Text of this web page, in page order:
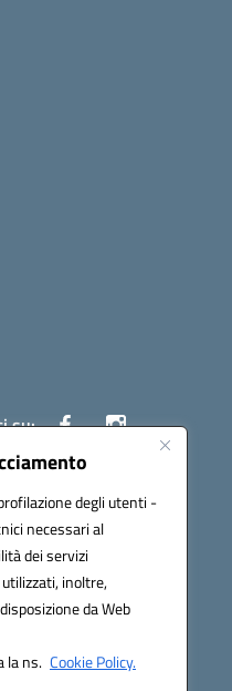
degli utenti -
necessari al
dei servizi
inoltre,
da Web
la ns. Cookie Policy.
su: